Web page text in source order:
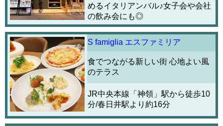
めるイタリアンバル♪女子会や会社
の飲み会にも◎
S famiglia エスファミリア
食でつながる新しい街 心地よい風
のテラス
JR中央本線「神領」駅から徒歩10
分/春日井駅より約16分